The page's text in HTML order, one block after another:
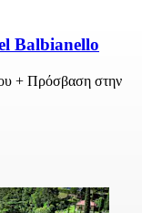
Balbianello
+ Πρόσβαση στην